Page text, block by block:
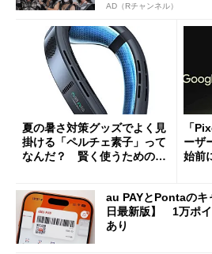
AD（Rチャンネル）
夏の暑さ対策グッズでよく見
掛ける「ペルチェ素子」って
なんだ？ 賢く使うための注
「
ーザ
始前
au PAYとPontaのキ
日最新版】 1万ポ
あり